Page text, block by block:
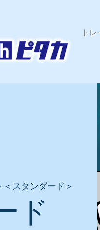
ト
＜スタンダード＞
ド